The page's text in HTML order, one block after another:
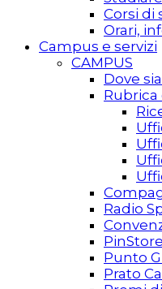
Corsi di
Orari,
Campus e servizi
CAMPUS
Dove
Radio
PinStore
Punto
Prato